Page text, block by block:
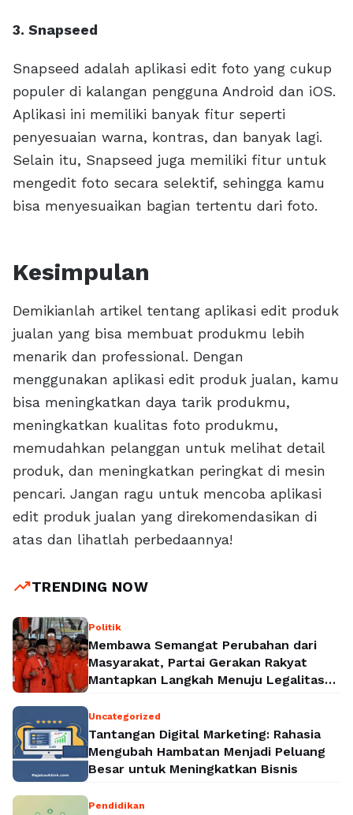
3. Snapseed
Snapseed adalah aplikasi edit foto yang cukup
populer di kalangan pengguna Android dan iOS.
Aplikasi ini memiliki banyak fitur seperti
penyesuaian warna, kontras, dan banyak lagi.
Selain itu, Snapseed juga memiliki fitur untuk
mengedit foto secara selektif, sehingga kamu
bisa menyesuaikan bagian tertentu dari foto.
Kesimpulan
Demikianlah artikel tentang aplikasi edit produk
jualan yang bisa membuat produkmu lebih
menarik dan professional. Dengan
menggunakan aplikasi edit produk jualan, kamu
bisa meningkatkan daya tarik produkmu,
meningkatkan kualitas foto produkmu,
memudahkan pelanggan untuk melihat detail
produk, dan meningkatkan peringkat di mesin
pencari. Jangan ragu untuk mencoba aplikasi
edit produk jualan yang direkomendasikan di
atas dan lihatlah perbedaannya!
trending_upTRENDING NOW
Politik
Membawa Semangat Perubahan dari
Masyarakat, Partai Gerakan Rakyat
Mantapkan Langkah Menuju Legalitas
Uncategorized
Tantangan Digital Marketing: Rahasia
Mengubah Hambatan Menjadi Peluang
Besar untuk Meningkatkan Bisnis
Pendidikan